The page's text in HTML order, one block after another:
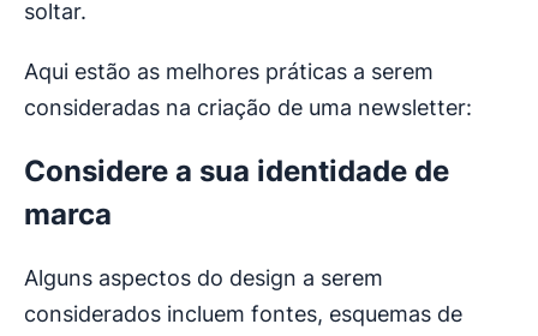
soltar.
Aqui estão as melhores práticas a serem
consideradas na criação de uma newsletter:
Considere a sua identidade de
marca
Alguns aspectos do design a serem
considerados incluem fontes, esquemas de